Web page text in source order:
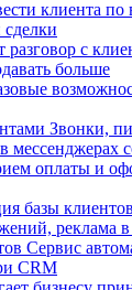
клиента по
разговор с
больше
Звонки,
мессенджерах
оплаты и
базы
реклама в
Сервис
CRM